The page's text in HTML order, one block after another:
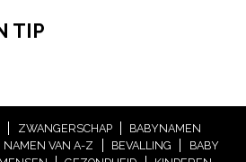
TIP
ZWANGERSCHAP
BABYNAMEN
NAMEN VAN A-Z BEVALLING
BABY